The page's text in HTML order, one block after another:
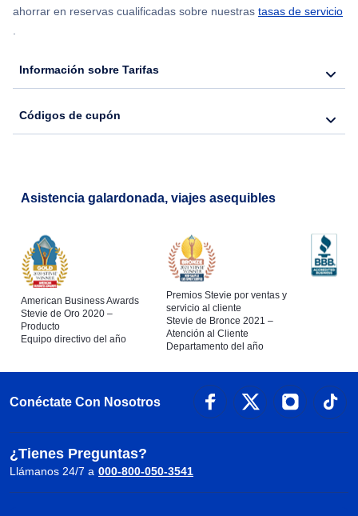
ahorrar en reservas cualificadas sobre nuestras tasas de servicio
.
Información sobre Tarifas
Códigos de cupón
Asistencia galardonada, viajes asequibles
American Business Awards
Stevie de Oro 2020 –
Producto
Equipo directivo del año
Premios Stevie por ventas y
servicio al cliente
Stevie de Bronce 2021 –
Atención al Cliente
Departamento del año
Conéctate Con Nosotros
¿Tienes Preguntas?
Llámanos 24/7 a 000-800-050-3541